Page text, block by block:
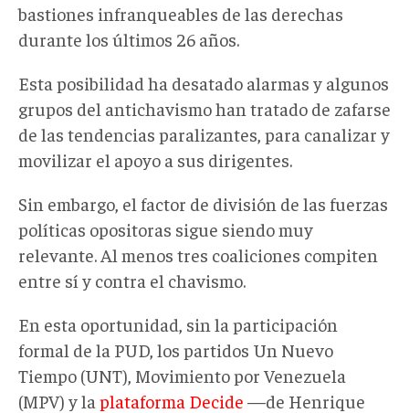
bastiones infranqueables de las derechas
durante los últimos 26 años.
Esta posibilidad ha desatado alarmas y algunos
grupos del antichavismo han tratado de zafarse
de las tendencias paralizantes, para canalizar y
movilizar el apoyo a sus dirigentes.
Sin embargo, el factor de división de las fuerzas
políticas opositoras sigue siendo muy
relevante. Al menos tres coaliciones compiten
entre sí y contra el chavismo.
En esta oportunidad, sin la participación
formal de la PUD, los partidos Un Nuevo
Tiempo (UNT), Movimiento por Venezuela
(MPV) y la plataforma Decide —de Henrique